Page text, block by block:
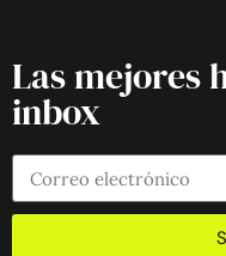
Las mejores
inbox